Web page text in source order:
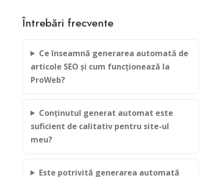
Întrebări frecvente
Ce înseamnă generarea automată de
articole SEO și cum funcționează la
ProWeb?
Conținutul generat automat este
suficient de calitativ pentru site-ul
meu?
Este potrivită generarea automată